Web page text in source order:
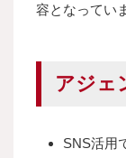
容となってい
アジェ
SNS活用